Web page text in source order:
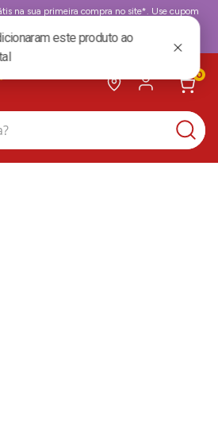
na sua primeira compra no site*. Use cupom
BoasVindas
0